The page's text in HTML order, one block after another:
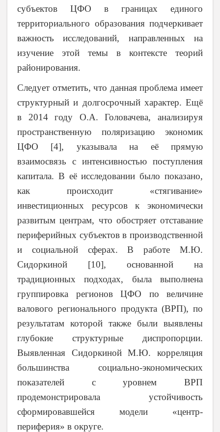
субъектов ЦФО в границах единого
территориального образования подчеркивает
важность исследований, направленных на
изучение этой темы в контексте теорий
районирования.
Следует отметить, что данная проблема имеет
структурный и долгосрочный характер. Ещё
в 2014 году О.А. Головачева, анализируя
пространственную поляризацию экономик
ЦФО [4], указывала на её прямую
взаимосвязь с интенсивностью поступления
капитала. В её исследовании было показано,
как происходит «стягивание»
инвестиционных ресурсов к экономически
развитым центрам, что обостряет отставание
периферийных субъектов в производственной
и социальной сферах. В работе М.Ю.
Сидоркиной [10], основанной на
традиционных подходах, была выполнена
группировка регионов ЦФО по величине
валового регионального продукта (ВРП), по
результатам которой также были выявлены
глубокие структурные диспропорции.
Выявленная Сидоркиной М.Ю. корреляция
большинства социально-экономических
показателей с уровнем ВРП
продемонстрировала устойчивость
сформировавшейся модели «центр-
периферия» в округе.